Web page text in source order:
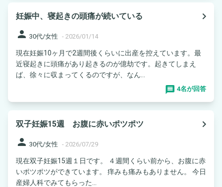
妊娠中、寝起きの頭痛が続いている
navigate_next
person 30代/女性 - 2026/01/14
現在妊娠10ヶ月で2週間後くらいに出産を控えています。最
近寝起きに頭痛があり起きるのが億劫です。起きてしまえ
ば、徐々に収まってくるのですが、なん...
4名が回答
双子妊娠15週 お腹に赤いポツポツ
navigate_next
person 30代/女性 - 2026/07/29
現在双子妊娠15週１日です。 ４週間くらい前から、お腹に赤
いポツポツができています。 痒みも痛みもありません。 今日
産婦人科でみてもらった...